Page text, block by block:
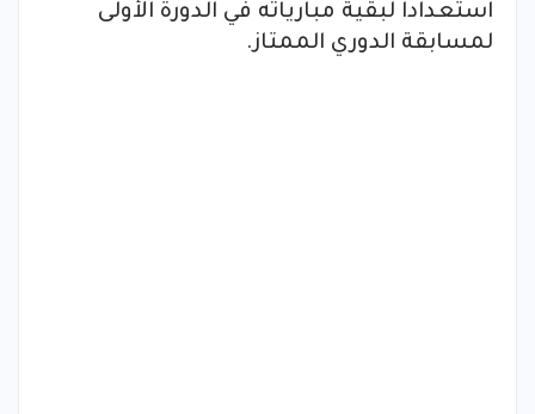
استعداداً لبقية مبارياته في الدورة الأولى
لمسابقة الدوري الممتاز.